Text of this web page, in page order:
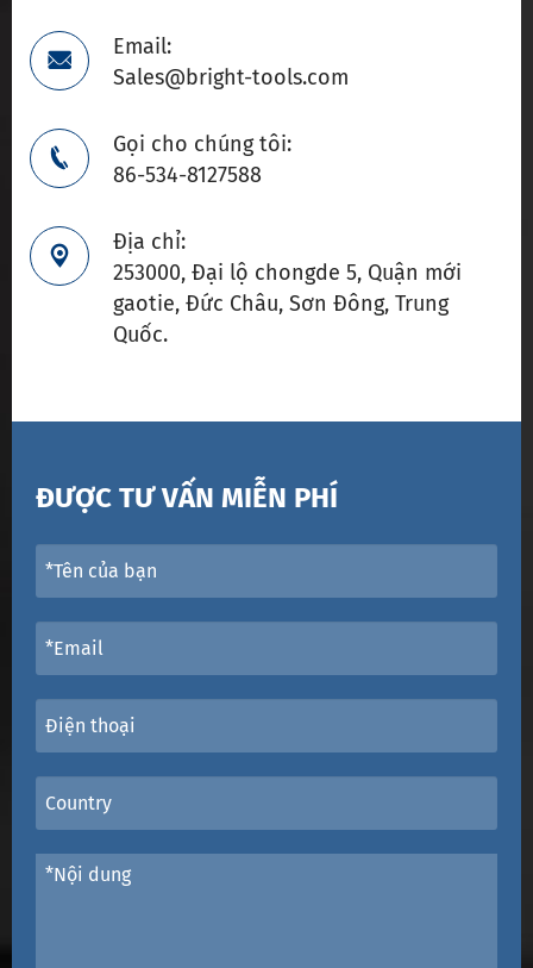

Email:
Sales@bright-tools.com

Gọi cho chúng tôi:
86-534-8127588

Địa chỉ:
253000, Đại lộ chongde 5, Quận mới
gaotie, Đức Châu, Sơn Đông, Trung
Quốc.
ĐƯỢC TƯ VẤN MIỄN PHÍ